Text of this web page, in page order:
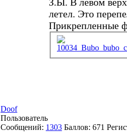
летел. Это
Прикрепленные
Doof
Пользователь
Сообщений: 1303 Баллов: 671